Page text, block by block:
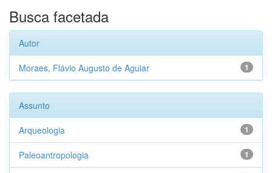
Busca facetada
Autor
1
Moraes, Flávio Augusto de Aguiar
Assunto
1
Arqueologia
1
Paleoantropologia